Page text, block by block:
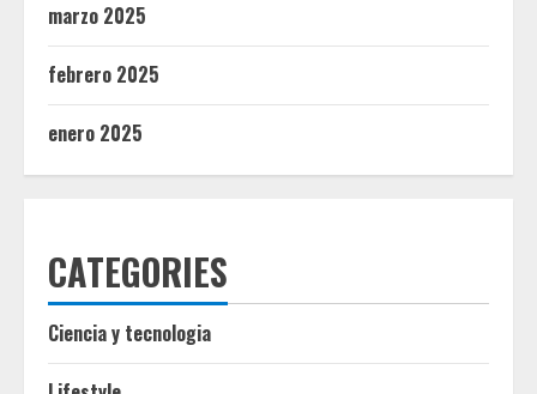
marzo 2025
febrero 2025
enero 2025
CATEGORIES
Ciencia y tecnologia